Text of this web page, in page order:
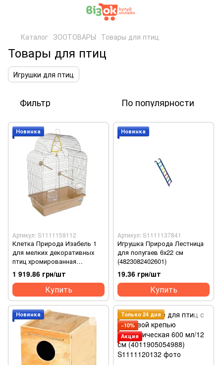
Каталог ЗООТОВАРЫ Товары для птиц
Товары для птиц
Игрушки для птиц
Фильтр По популярности
Новинка
Артикул: S1111159112
Клетка Природа Изабель 1
для мелких декоративных
птиц хромированная
44x27x61 см (4823082414826)
1 919.86 грн/шт
Купить
Новинка
Артикул: S1111137841
Игрушка Природа Лестница
для попугаев 6х22 см
(4823082402601)
19.36 грн/шт
Купить
Новинка
Только 24 дня
−10%
Акция